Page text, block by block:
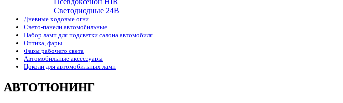
Cветодиодные 24B
Дневные ходовые огни
Свето-панели автомобильные
Набор ламп для подсветки салона автомобиля
Оптика, фары
Фары рабочего света
Автомобильные аксессуары
Цоколи для автомобильных ламп
АВТОТЮНИНГ